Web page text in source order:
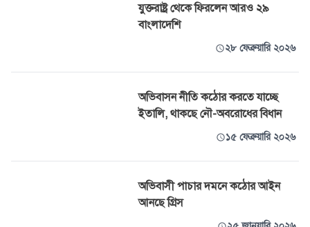
যুক্তরাষ্ট্র থেকে ফিরলেন আরও ২৯
বাংলাদেশি
২৮ ফেব্রুয়ারি ২০২৬
অভিবাসন নীতি কঠোর করতে যাচ্ছে
ইতালি, থাকছে নৌ-অবরোধের বিধান
১৫ ফেব্রুয়ারি ২০২৬
অভিবাসী পাচার দমনে কঠোর আইন
আনছে গ্রিস